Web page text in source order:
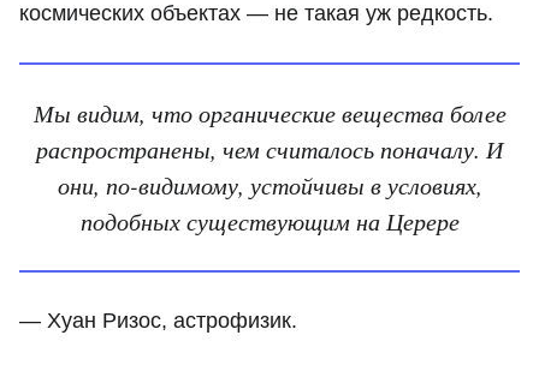
космических объектах — не такая уж редкость.
Мы видим, что органические вещества более
распространены, чем считалось поначалу. И
они, по-видимому, устойчивы в условиях,
подобных существующим на Церере
— Хуан Ризос, астрофизик.